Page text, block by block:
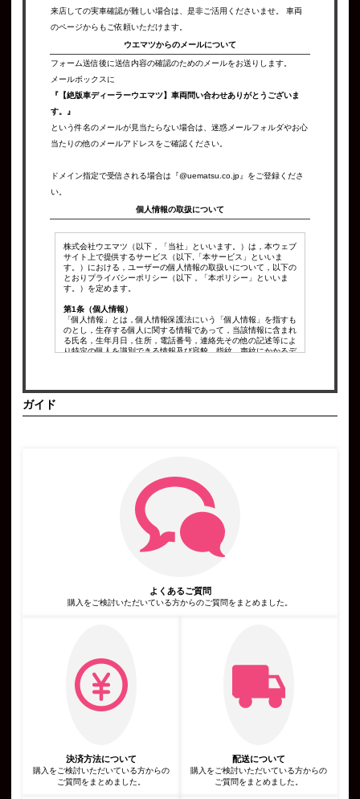
来店しての実車確認が難しい場合は、是非ご活用くださいませ。 車両
のページからもご依頼いただけます。
ウエマツからのメールについて
フォーム送信後に送信内容の確認のためのメールをお送りします。
メールボックスに
『【絶版車ディーラーウエマツ】車両問い合わせありがとうございま
す。』
という件名のメールが見当たらない場合は、迷惑メールフォルダやお心
当たりの他のメールアドレスをご確認ください。
ドメイン指定で受信される場合は『@uematsu.co.jp』をご登録くださ
い。
個人情報の取扱について
株式会社ウエマツ（以下，「当社」といいます。）は，本ウェブ
サイト上で提供するサービス（以下,「本サービス」といいま
す。）における，ユーザーの個人情報の取扱いについて，以下の
とおりプライバシーポリシー（以下，「本ポリシー」といいま
す。）を定めます。
第1条（個人情報）
「個人情報」とは，個人情報保護法にいう「個人情報」を指すも
のとし，生存する個人に関する情報であって，当該情報に含まれ
る氏名，生年月日，住所，電話番号，連絡先その他の記述等によ
り特定の個人を識別できる情報及び容貌，指紋，声紋にかかるデ
第2条（個人情報の収集方法）
第3条（個人情報を収集・利用する目的）
当社が個人情報を収集・利用する目的は，以下のとおりです。
当社サービスの提供・運営のため
ユーザーからのお問い合わせに回答するため（本人確認を行うこ
ユーザーが利用中のサービスの新機能，更新情報，キャンペーン
等及び当社が提供する他のサービスの案内のメールを送付するた
広告，宣伝，マーケティングへの活用のため
利用規約に違反したユーザーや，不正・不当な目的でサービスを
第4条（利用目的の変更）
当社は，利用目的が変更前と関連性を有すると合理的に認められ
る場合に限り，個人情報の利用目的を変更するものとします。
利用目的の変更を行った場合には，変更後の目的について，当社
当社は，次に掲げる場合を除いて，あらかじめユーザーの同意を
得ることなく，第三者に個人情報を提供することはありません。
ただし，個人情報保護法その他の法令で認められる場合を除きま
ガイド
よくあるご質問
購入をご検討いただいている方からのご質問をまとめました。
決済方法について
購入をご検討いただいている方からの
ご質問をまとめました。
配送について
購入をご検討いただいている方からの
ご質問をまとめました。